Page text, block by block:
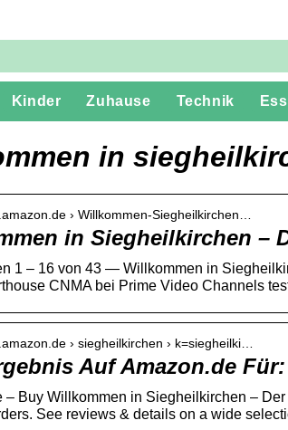
Kinder Zuhause Technik
in
› Willkommen-Siegheilkirchen…
in Siegheilkirchen –
1 – 16 von 43 — Willkommen in
CNMA bei Prime Video Channels
› siegheilkirchen › k=siegheilki…
Auf Amazon.de
– Buy Willkommen in Siegheilkirchen –
See reviews & details on a wide